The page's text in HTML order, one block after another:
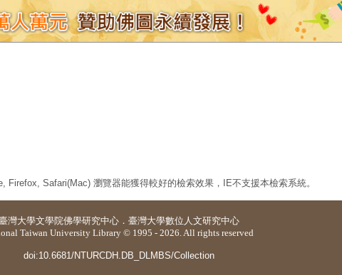
Firefox, Safari(Mac) 瀏覽器能獲得較好的檢索效果，IE不支援本檢索系統。
灣大學文學院佛學研究中心 ． 臺灣大學數位人文研究中心
Taiwan University Library © 1995 - 2026. All rights reserved
doi:10.6681/NTURCDH.DB_DLMBS/Collection